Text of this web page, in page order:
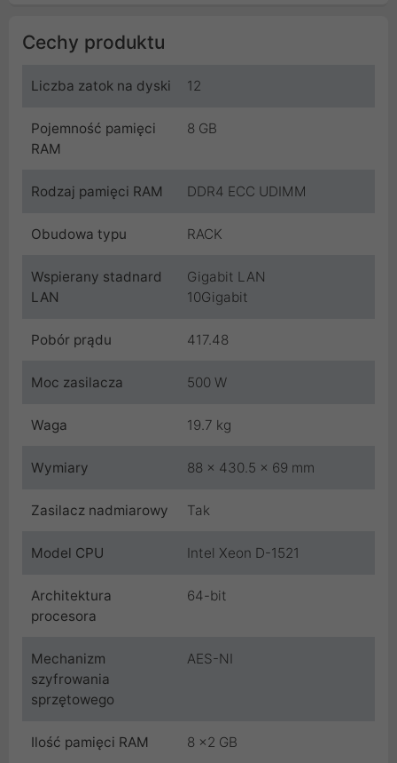
Cechy produktu
Liczba zatok na dyski 12
Pojemność pamięci
RAM
8 GB
Rodzaj pamięci RAM DDR4 ECC UDIMM
Obudowa typu RACK
Wspierany stadnard
LAN
Gigabit LAN
10Gigabit
Pobór prądu 417.48
Moc zasilacza 500 W
Waga 19.7 kg
Wymiary 88 x 430.5 x 69 mm
Zasilacz nadmiarowy Tak
Model CPU Intel Xeon D-1521
Architektura
procesora
64-bit
Mechanizm
szyfrowania
sprzętowego
AES-NI
Ilość pamięci RAM 8 x2 GB